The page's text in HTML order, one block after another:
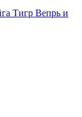
Тигр Вепрь и